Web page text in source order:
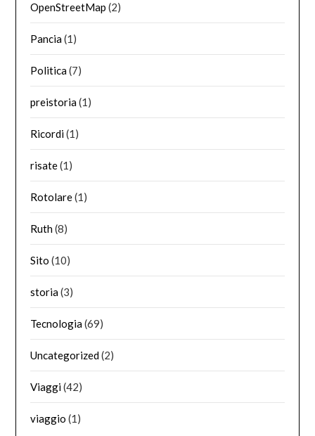
OpenStreetMap (2)
Pancia(1)
Politica(7)
preistoria(1)
Ricordi(1)
risate(1)
Rotolare(1)
Ruth(8)
Sito (10)
storia(3)
Tecnologia(69)
Uncategorized(2)
Viaggi(42)
viaggio (1)